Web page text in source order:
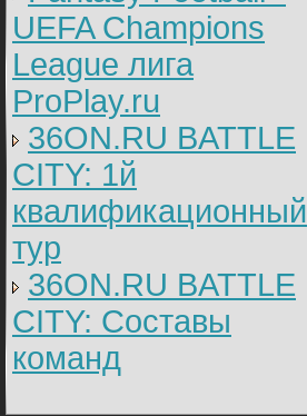
UEFA Champions
League лига
ProPlay.ru
36ON.RU BATTLE
CITY: 1й
квалификационный
тур
36ON.RU BATTLE
CITY: Составы
команд